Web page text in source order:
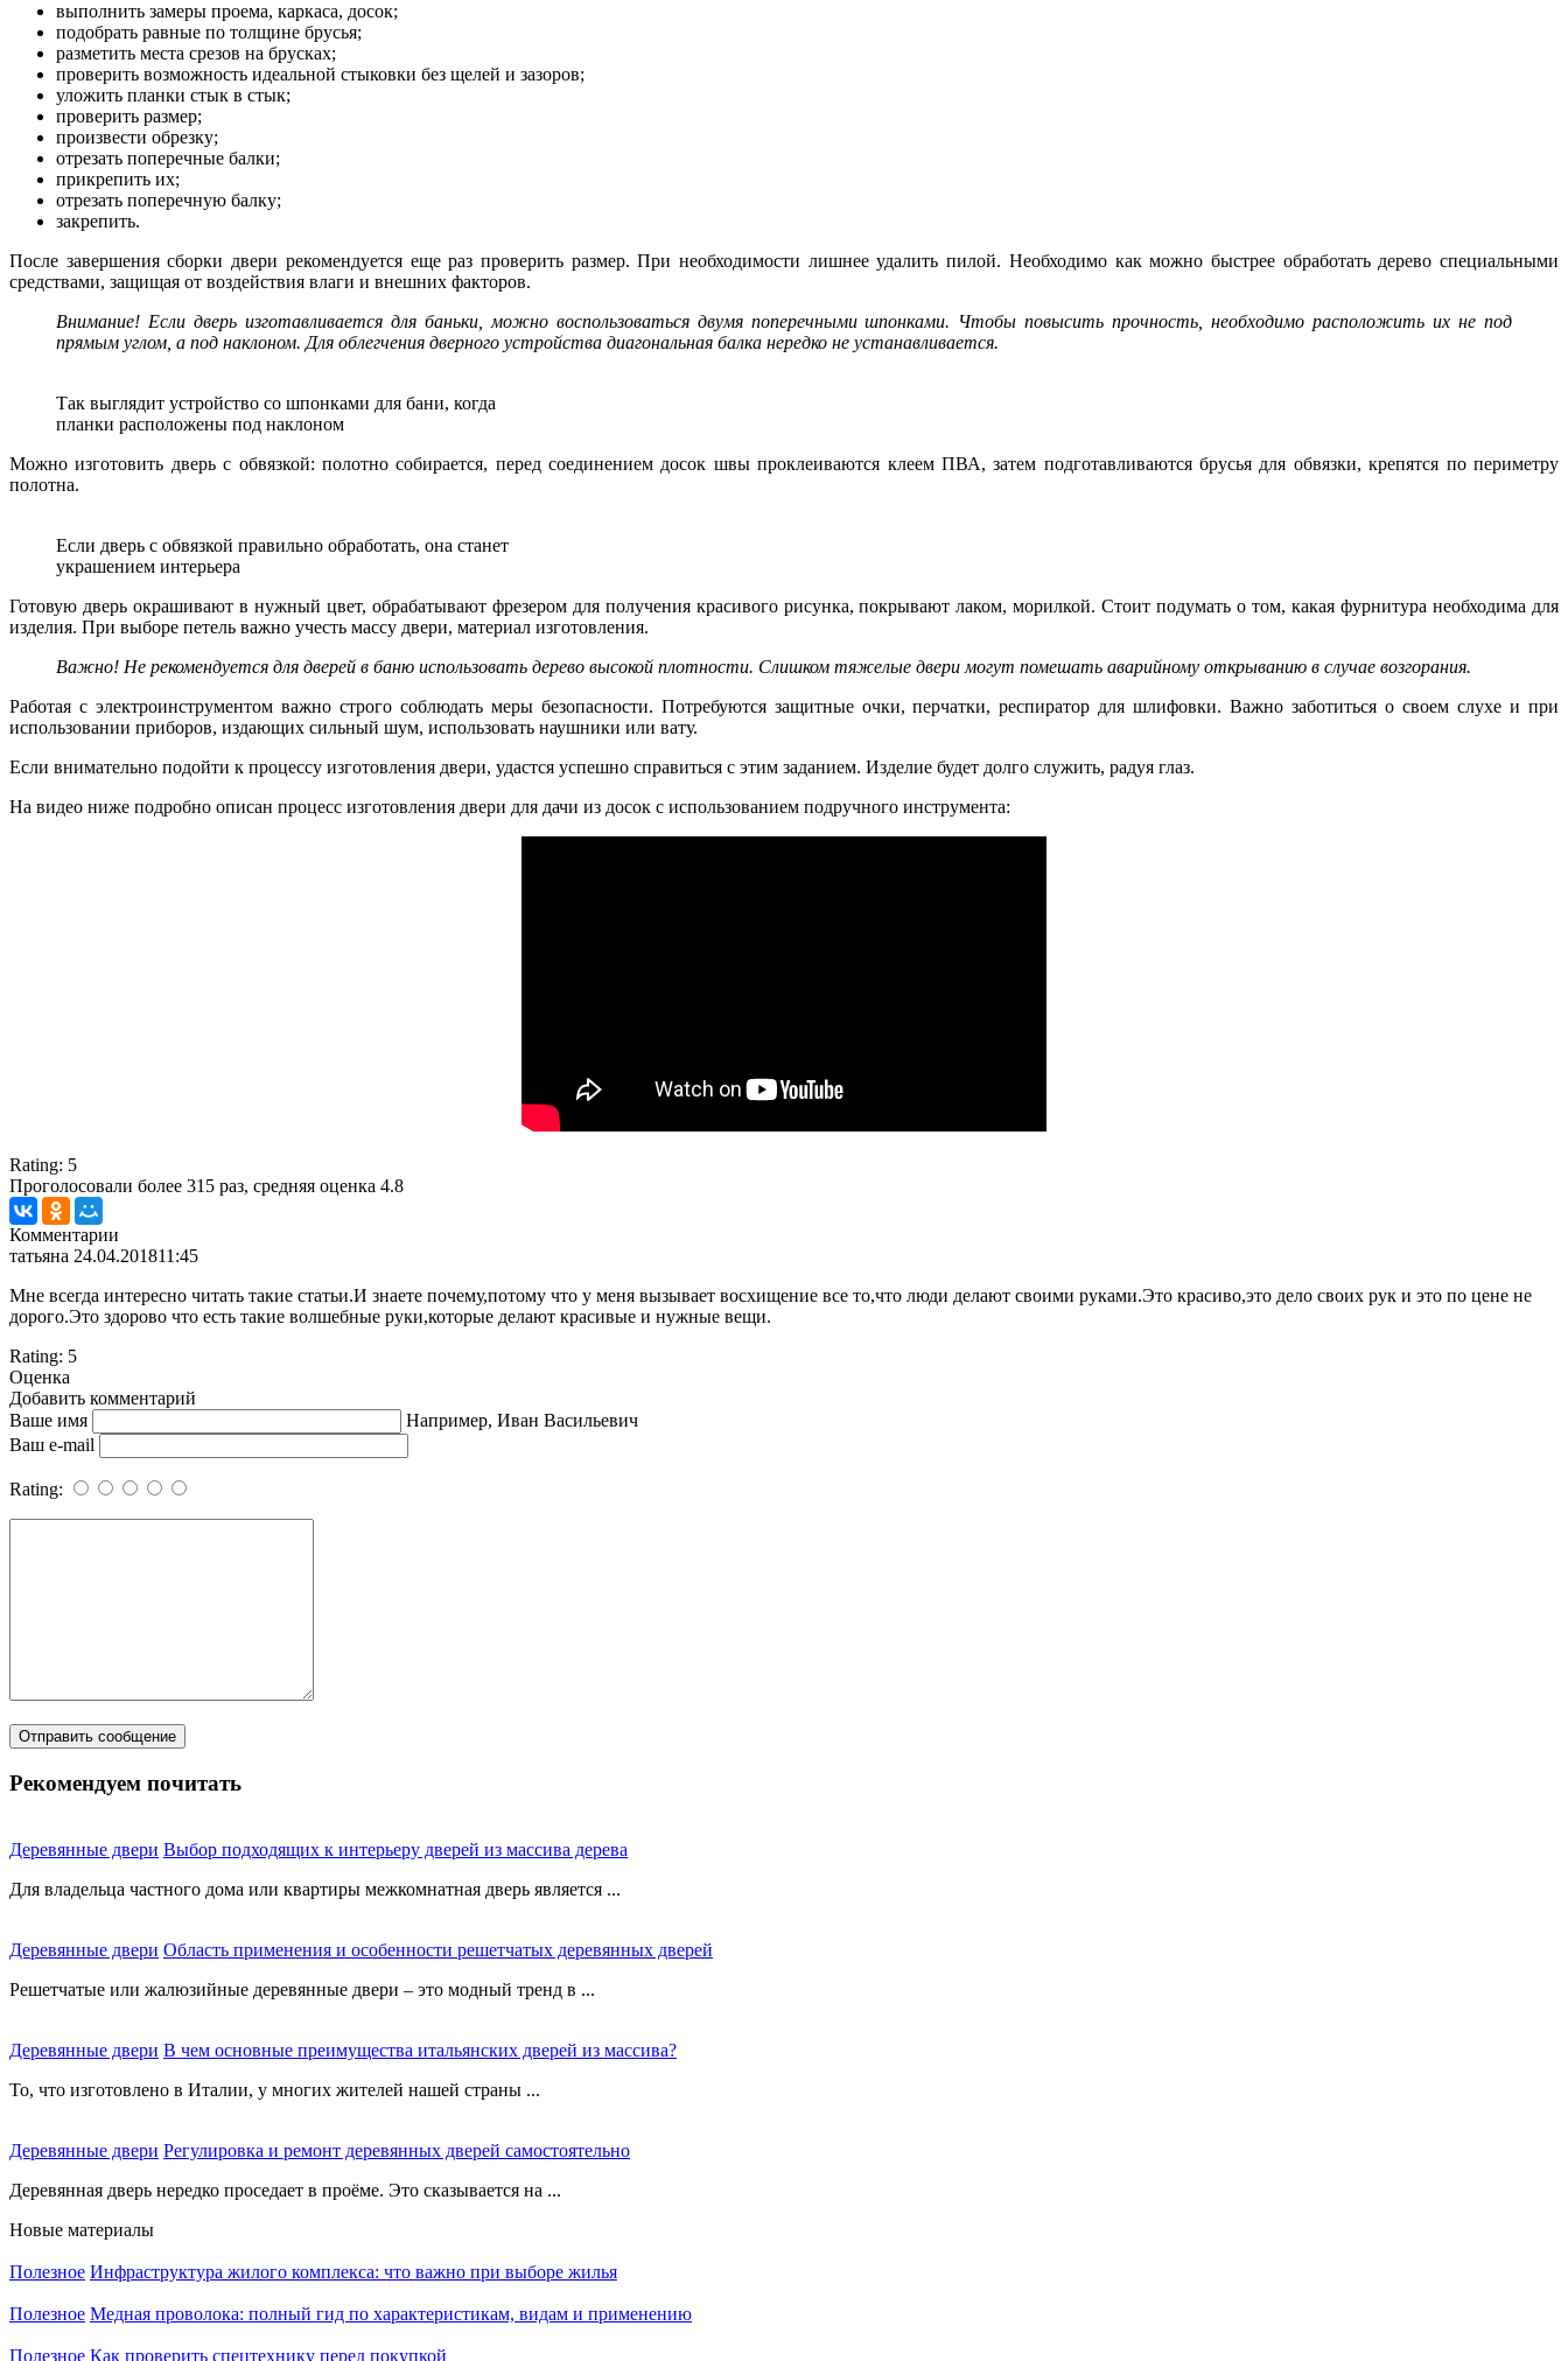
выполнить замеры проема, каркаса, досок;
подобрать равные по толщине брусья;
разметить места срезов на брусках;
проверить возможность идеальной стыковки без щелей и зазоров;
уложить планки стык в стык;
проверить размер;
произвести обрезку;
отрезать поперечные балки;
прикрепить их;
отрезать поперечную балку;
закрепить.
После завершения сборки двери рекомендуется еще раз проверить размер. При необходимости лишнее удалить пилой. Необходимо как можно быстрее обработать дерево специальными
средствами, защищая от воздействия влаги и внешних факторов.
Внимание! Если дверь изготавливается для баньки, можно воспользоваться двумя поперечными шпонками. Чтобы повысить прочность, необходимо расположить их не под
прямым углом, а под наклоном. Для облегчения дверного устройства диагональная балка нередко не устанавливается.
Так выглядит устройство со шпонками для бани, когда
планки расположены под наклоном
Можно изготовить дверь с обвязкой: полотно собирается, перед соединением досок швы проклеиваются клеем ПВА, затем подготавливаются брусья для обвязки, крепятся по периметру
полотна.
Если дверь с обвязкой правильно обработать, она станет
украшением интерьера
Готовую дверь окрашивают в нужный цвет, обрабатывают фрезером для получения красивого рисунка, покрывают лаком, морилкой. Стоит подумать о том, какая фурнитура необходима для
изделия. При выборе петель важно учесть массу двери, материал изготовления.
Важно! Не рекомендуется для дверей в баню использовать дерево высокой плотности. Слишком тяжелые двери могут помешать аварийному открыванию в случае возгорания.
Работая с электроинструментом важно строго соблюдать меры безопасности. Потребуются защитные очки, перчатки, респиратор для шлифовки. Важно заботиться о своем слухе и при
использовании приборов, издающих сильный шум, использовать наушники или вату.
Если внимательно подойти к процессу изготовления двери, удастся успешно справиться с этим заданием. Изделие будет долго служить, радуя глаз.
На видео ниже подробно описан процесс изготовления двери для дачи из досок с использованием подручного инструмента:
Rating: 5
Проголосовали более 315 раз, средняя оценка 4.8
Комментарии
татьяна 24.04.201811:45
Мне всегда интересно читать такие статьи.И знаете почему,потому что у меня вызывает восхищение все то,что люди делают своими руками.Это красиво,это дело своих рук и это по цене не
дорого.Это здорово что есть такие волшебные руки,которые делают красивые и нужные вещи.
Rating: 5
Оценка
Добавить комментарий
Ваше имя
Например, Иван Васильевич
Ваш e-mail
Rating:
Рекомендуем почитать
Деревянные двери Выбор подходящих к интерьеру дверей из массива дерева
Для владельца частного дома или квартиры межкомнатная дверь является ...
Деревянные двери Область применения и особенности решетчатых деревянных дверей
Решетчатые или жалюзийные деревянные двери – это модный тренд в ...
Деревянные двери В чем основные преимущества итальянских дверей из массива?
То, что изготовлено в Италии, у многих жителей нашей страны ...
Деревянные двери Регулировка и ремонт деревянных дверей самостоятельно
Деревянная дверь нередко проседает в проёме. Это сказывается на ...
Новые материалы
Полезное Инфраструктура жилого комплекса: что важно при выборе жилья
Полезное Медная проволока: полный гид по характеристикам, видам и применению
Полезное Как проверить спецтехнику перед покупкой